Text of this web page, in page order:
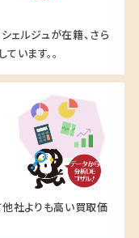
ルジュが在籍、さら
います。。
社よりも高い買取価